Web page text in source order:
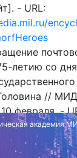
- URL:
летию со
//
февраля. -
ru/about/
академия